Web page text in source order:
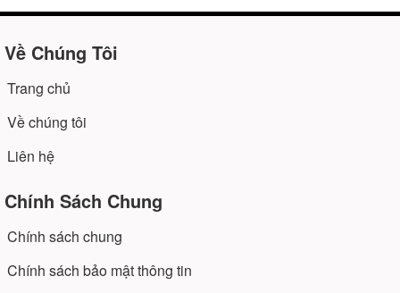
Về Chúng Tôi
Trang chủ
Về chúng tôi
Liên hệ
Chính Sách Chung
Chính sách chung
Chính sách bảo mật thông tin